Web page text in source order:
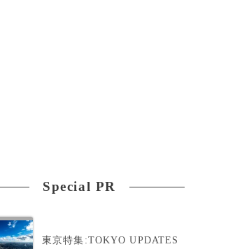
Special PR
東京特集:TOKYO UPDATES